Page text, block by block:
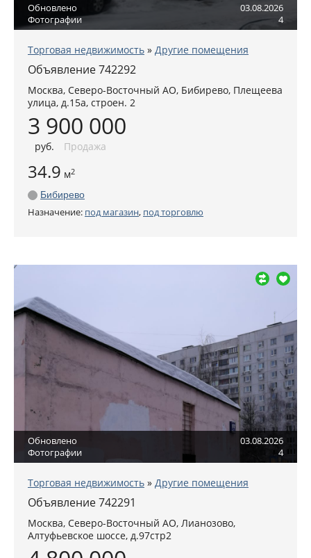
Обновлено
03.08.2026
Фотографии
4
Торговая недвижимость » Другие помещения
Объявление 742292
Москва, Северо-Восточный АО, Бибирево, Плещеева
улица, д.15а, строен. 2
3 900 000
руб. Продажа
34.9 м2
Бибирево
Назначение: под магазин, под торговлю
Обновлено
03.08.2026
Фотографии
4
Торговая недвижимость » Другие помещения
Объявление 742291
Москва, Северо-Восточный АО, Лианозово,
Алтуфьевское шоссе, д.97стр2